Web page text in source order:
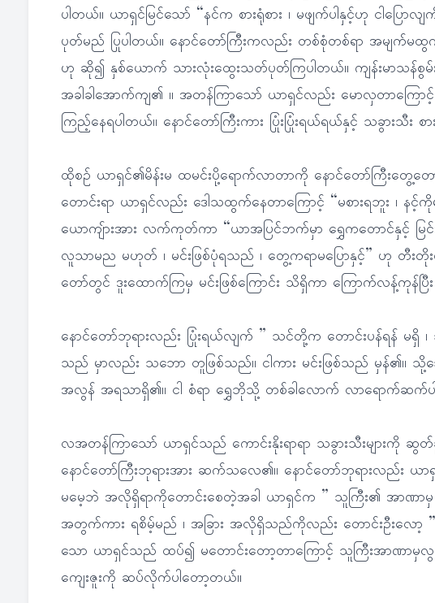
ပါတယ်။ ယာရှင်မြင်သော် “နင်က စားရုံစား ၊ မဖျက်ပါနှင့်ဟု ငါပြ
ပုတ်မည် ပြုပါတယ်။ နောင်တော်ကြီးကလည်း တစ်စုံတစ်ရာ အမျက်မ
ဟု ဆို၍ နှစ်ယောက် သားလုံးထွေးသတ်ပုတ်ကြပါတယ်။ ကျန်းမာသန်စွမ်း
အခါခါအောက်ကျ၏ ။ အတန်ကြာသော် ယာရှင်လည်း မောလှတာက
ကြည့်နေရပါတယ်။ နောင်တော်ကြီးကား ပြုံးပြုံးရယ်ရယ်နှင့် သခွားသီး စား
ထိုစဉ် ယာရှင်၏မိန်းမ ထမင်းပို့ရောက်လာတာကို နောင်တော်ကြီးတွေ့တေ
တောင်းရာ ယာရှင်လည်း ဒေါသထွက်နေတာကြောင့် “မစားရဘူး ၊ န
ယောကျ်ားအား လက်ကုတ်ကာ “ယာအပြင်ဘက်မှာ ရွှေကတောင်နှင့် မြ
လူသာမည မဟုတ် ၊ မင်းဖြစ်ပုံရသည် ၊ တွေ့ကရာမပြောနှင့်” ဟု တီးတို
တော်တွင် ဒူးထောက်ကြမှ မင်းဖြစ်ကြောင်း သိရှိကာ ကြောက်လန့်ကုန်ပြီး
နောင်တော်ဘုရားလည်း ပြုံးရယ်လျက် ” သင်တို့က တောင်းပန်ရန် မ
သည် မှာလည်း သဘော တူဖြစ်သည်။ ငါကား မင်းဖြစ်သည် မှန်၏။ သို့
အလွန် အရသာရှိ၏။ ငါ စံရာ ရွှေဘိုသို့ တစ်ခါလောက် လာရောက်ဆက်
လအတန်ကြာသော် ယာရှင်သည် ကောင်းနိုးရာရာ သခွားသီးများကို
နောင်တော်ကြီးဘုရားအား ဆက်သလေ၏။ နောင်တော်ဘုရားလည်း ယ
မမေ့ဘဲ အလိုရှိရာကိုတောင်းစေတဲ့အခါ ယာရှင်က ” သူကြီး၏ အာ
အတွက်ကား ရစိမ့်မည် ၊ အခြား အလိုရှိသည်ကိုလည်း တောင်းဦးလေ
သော ယာရှင်သည် ထပ်၍ မတောင်းတော့တာကြောင့် သူကြီးအာဏာ
ကျေးဇူးကို ဆပ်လိုက်ပါတော့တယ်။